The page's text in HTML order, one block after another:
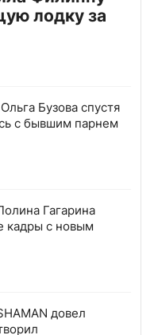
лодку за
Бузова спустя
с бывшим парнем
Гагарина
кадры с новым
довел